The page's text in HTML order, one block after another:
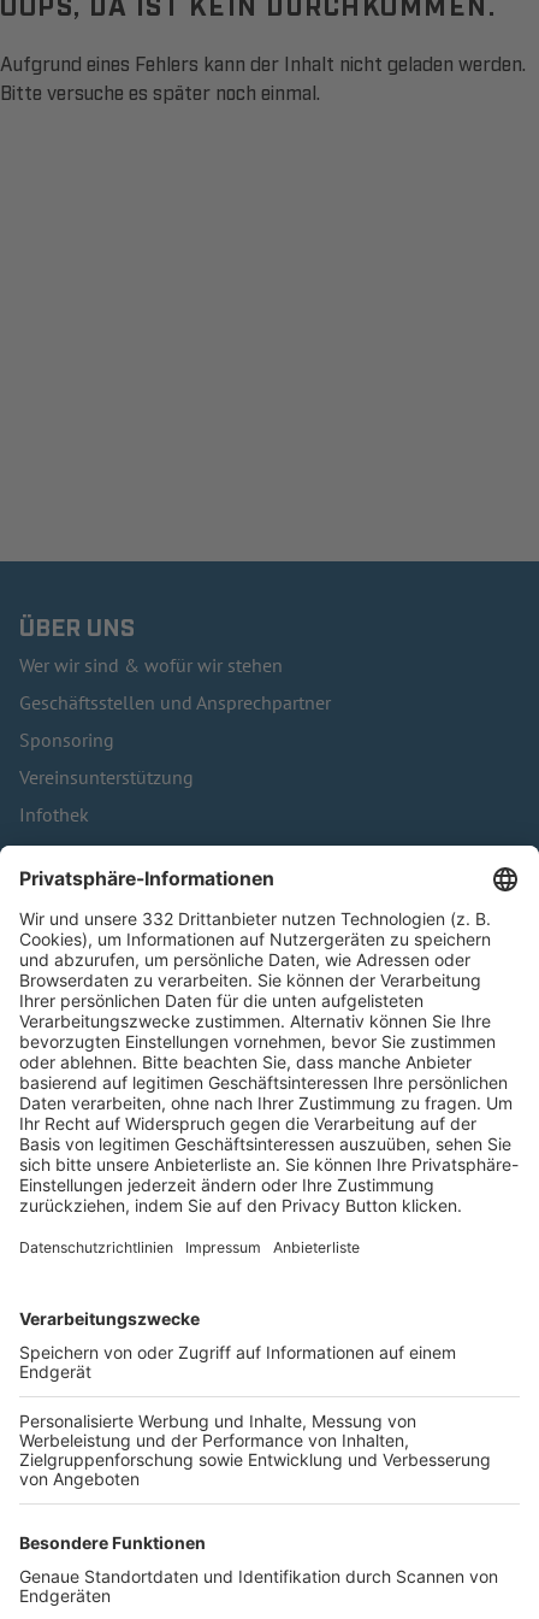
Aufgrund eines Fehlers kann der Inhalt nicht geladen werden.
Bitte versuche es später noch einmal.
ÜBER UNS
Wer wir sind & wofür wir stehen
Geschäftsstellen und Ansprechpartner
Sponsoring
Vereinsunterstützung
Infothek
Kontakt
HÄUFIG BESUCHTE SEITEN
Pässe und Vereinswechsel
Trainerausbildung
Schulungsangebot Vereinsmitarbeiter
BFV-Geschäftsstellen
Trainerbörse
Login SpielPlus
FOLGE DEM BFV
TOP-VEREINE
TOP-PARTNER